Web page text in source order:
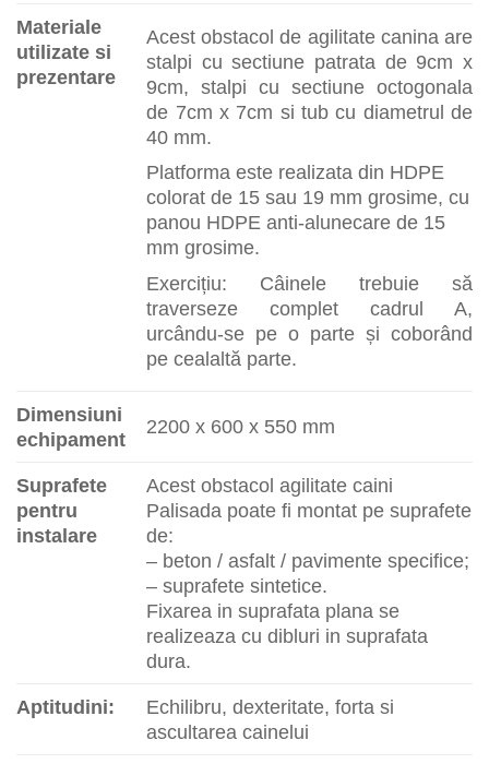
Materiale
utilizate si
prezentare
Acest obstacol de agilitate canina are
stalpi cu sectiune patrata de 9cm x
9cm, stalpi cu sectiune octogonala
de 7cm x 7cm si tub cu diametrul de
40 mm.
Platforma este realizata din HDPE
colorat de 15 sau 19 mm grosime, cu
panou HDPE anti-alunecare de 15
mm grosime.
Exercițiu: Câinele trebuie să
traverseze complet cadrul A,
urcându-se pe o parte și coborând
pe cealaltă parte.
Dimensiuni
echipament
2200 x 600 x 550 mm
Suprafete
pentru
instalare
Acest obstacol agilitate caini
Palisada poate fi montat pe suprafete
de:
– beton / asfalt / pavimente specifice;
– suprafete sintetice.
Fixarea in suprafata plana se
realizeaza cu dibluri in suprafata
dura.
Aptitudini:
Echilibru, dexteritate, forta si
ascultarea cainelui